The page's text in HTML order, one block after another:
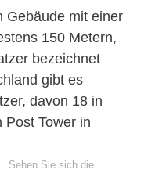
Gebäude mit einer
150 Metern,
bezeichnet
gibt es
davon 18 in
Post Tower in
Sehen Sie sich die